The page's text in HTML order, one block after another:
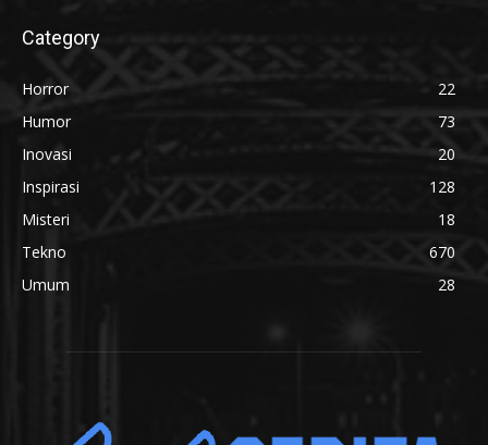
Category
Horror
22
Humor
73
Inovasi
20
Inspirasi
128
Misteri
18
Tekno
670
Umum
28